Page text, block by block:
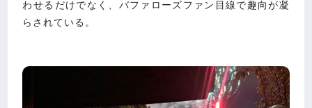
わせるだけでなく、バファローズファン目線で趣向が凝
らされている。